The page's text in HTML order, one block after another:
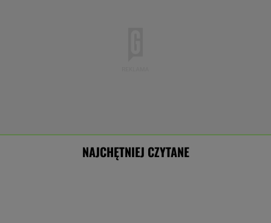
NAJCHĘTNIEJ CZYTANE